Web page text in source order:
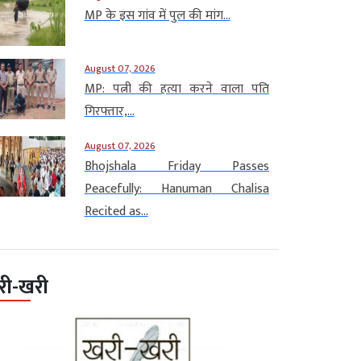
MP के इस गांव में पुल की मांग...
August 07, 2026
MP: पत्नी की हत्या करने वाला पति
गिरफ्तार,...
August 07, 2026
Bhojshala Friday Passes
Peacefully: Hanuman Chalisa
Recited as...
खरी